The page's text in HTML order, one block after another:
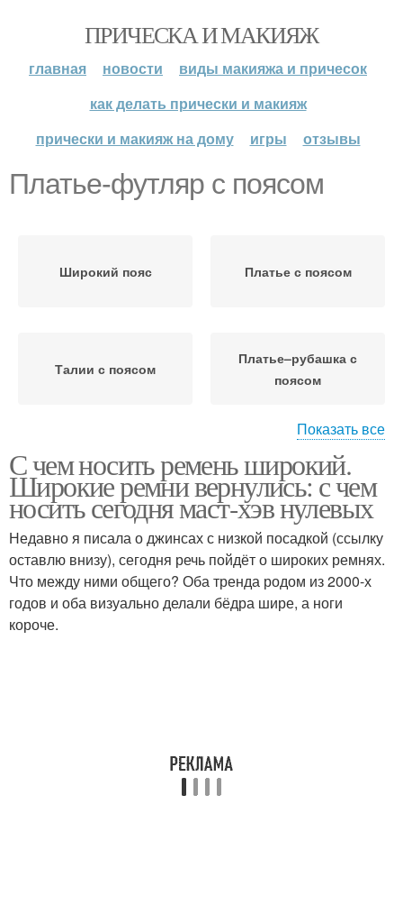
ПРИЧЕСКА И МАКИЯЖ
главная новости
виды макияжа и причесок
как делать прически и макияж
прически и макияж на дому
игры отзывы
Платье-футляр с поясом
Широкий пояс Платье с поясом
Талии с поясом
Платье–рубашка с
поясом
Пояс на талию
Показать все
С чем носить ремень широкий.
Широкие ремни вернулись: с чем
носить сегодня маст-хэв нулевых
Недавно я писала о джинсах с низкой посадкой (ссылку
оставлю внизу), сегодня речь пойдёт о широких ремнях.
Что между ними общего? Оба тренда родом из 2000-х
годов и оба визуально делали бёдра шире, а ноги
короче.